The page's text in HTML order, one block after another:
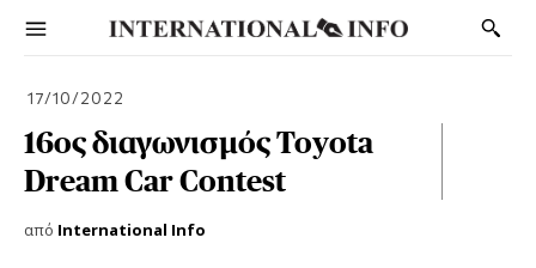
17/10/2022
16ος διαγωνισμός Toyota
Dream Car Contest
από International Info